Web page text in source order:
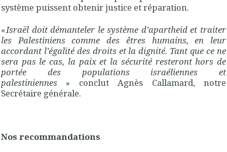
système puissent obtenir justice et réparation.
«Israël doit démanteler le système d’apartheid et traiter
les Palestiniens comme des êtres humains, en leur
accordant l’égalité des droits et la dignité. Tant que ce ne
sera pas le cas, la paix et la sécurité resteront hors de
portée des populations israéliennes et
palestiniennes» conclut Agnès Callamard, notre
Secrétaire générale.
Nos recommandations